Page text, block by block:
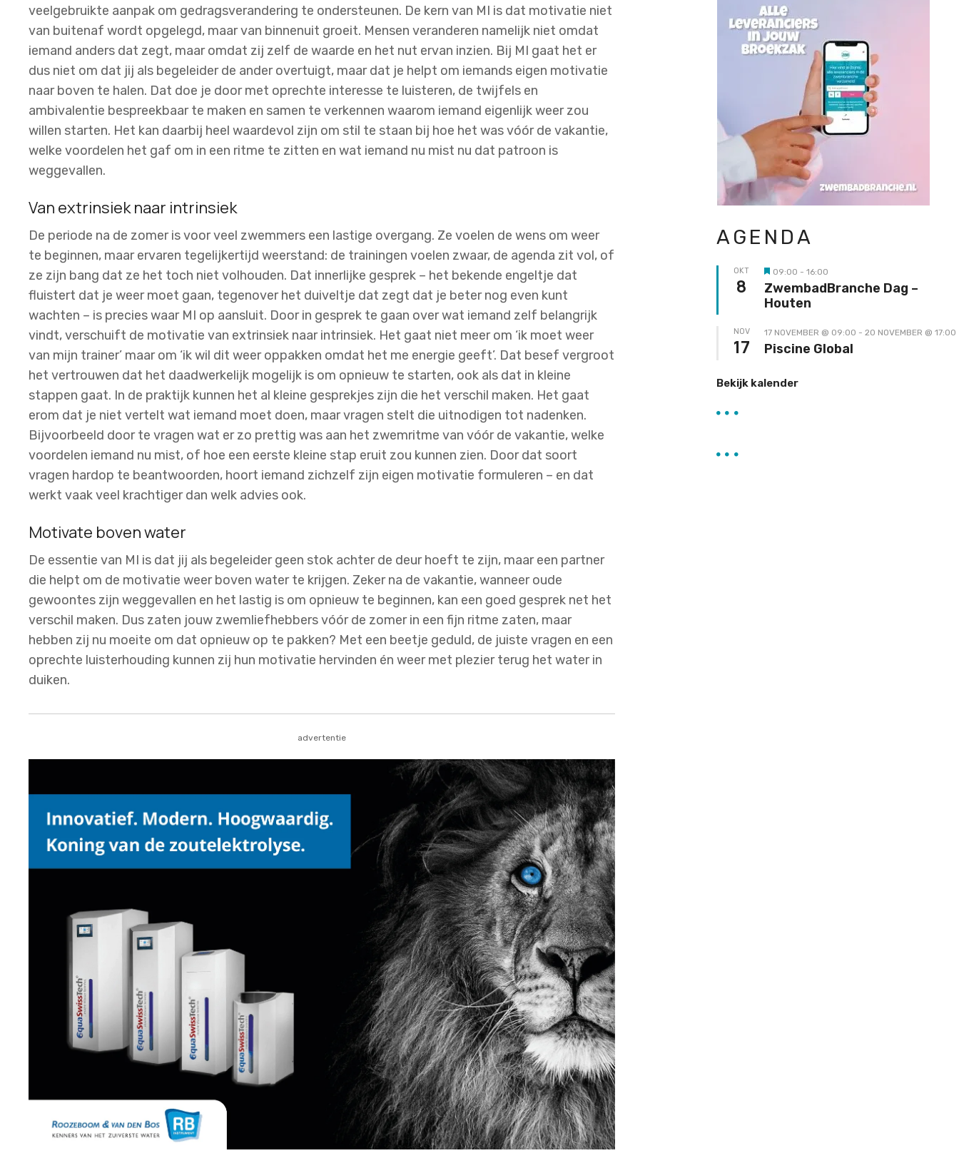
veelgebruikte aanpak om gedragsverandering te ondersteunen. De kern van MI is dat motivatie niet
van buitenaf wordt opgelegd, maar van binnenuit groeit. Mensen veranderen namelijk niet omdat
iemand anders dat zegt, maar omdat zij zelf de waarde en het nut ervan inzien. Bij MI gaat het er
dus niet om dat jij als begeleider de ander overtuigt, maar dat je helpt om iemands eigen motivatie
naar boven te halen. Dat doe je door met oprechte interesse te luisteren, de twijfels en
ambivalentie bespreekbaar te maken en samen te verkennen waarom iemand eigenlijk weer zou
willen starten. Het kan daarbij heel waardevol zijn om stil te staan bij hoe het was vóór de vakantie,
welke voordelen het gaf om in een ritme te zitten en wat iemand nu mist nu dat patroon is
weggevallen.
Van extrinsiek naar intrinsiek
De periode na de zomer is voor veel zwemmers een lastige overgang. Ze voelen de wens om weer
te beginnen, maar ervaren tegelijkertijd weerstand: de trainingen voelen zwaar, de agenda zit vol, of
ze zijn bang dat ze het toch niet volhouden. Dat innerlijke gesprek – het bekende engeltje dat
fluistert dat je weer moet gaan, tegenover het duiveltje dat zegt dat je beter nog even kunt
wachten – is precies waar MI op aansluit. Door in gesprek te gaan over wat iemand zelf belangrijk
vindt, verschuift de motivatie van extrinsiek naar intrinsiek. Het gaat niet meer om ‘ik moet weer
van mijn trainer’ maar om ‘ik wil dit weer oppakken omdat het me energie geeft’. Dat besef vergroot
het vertrouwen dat het daadwerkelijk mogelijk is om opnieuw te starten, ook als dat in kleine
stappen gaat. In de praktijk kunnen het al kleine gesprekjes zijn die het verschil maken. Het gaat
erom dat je niet vertelt wat iemand moet doen, maar vragen stelt die uitnodigen tot nadenken.
Bijvoorbeeld door te vragen wat er zo prettig was aan het zwemritme van vóór de vakantie, welke
voordelen iemand nu mist, of hoe een eerste kleine stap eruit zou kunnen zien. Door dat soort
vragen hardop te beantwoorden, hoort iemand zichzelf zijn eigen motivatie formuleren – en dat
werkt vaak veel krachtiger dan welk advies ook.
Motivate boven water
De essentie van MI is dat jij als begeleider geen stok achter de deur hoeft te zijn, maar een partner
die helpt om de motivatie weer boven water te krijgen. Zeker na de vakantie, wanneer oude
gewoontes zijn weggevallen en het lastig is om opnieuw te beginnen, kan een goed gesprek net het
verschil maken. Dus zaten jouw zwemliefhebbers vóór de zomer in een fijn ritme zaten, maar
hebben zij nu moeite om dat opnieuw op te pakken? Met een beetje geduld, de juiste vragen en een
oprechte luisterhouding kunnen zij hun motivatie hervinden én weer met plezier terug het water in
duiken.
advertentie
AGENDA
OKT
8 Uitgelicht
09:00 - 16:00
ZwembadBranche Dag –
Houten
NOV
17
17 NOVEMBER @ 09:00 - 20 NOVEMBER @ 17:00
Piscine Global
Bekijk kalender